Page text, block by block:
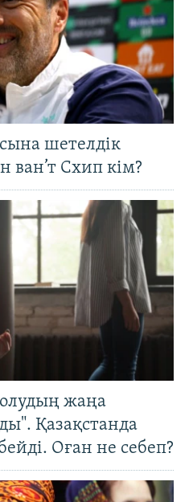
шетелдік
ван’т Схип кім?
жаңа
Қазақстанда
Оған не себеп?